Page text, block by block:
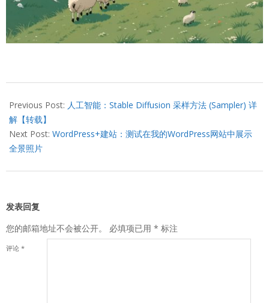
08-
09
Previous Post: 人工智能：Stable Diffusion 采样方法 (Sampler) 详
解【转载】
Next Post: WordPress+建站：测试在我的WordPress网站中展示
全景照片
发表回复
您的邮箱地址不会被公开。
必填项已用 * 标注
评论 *